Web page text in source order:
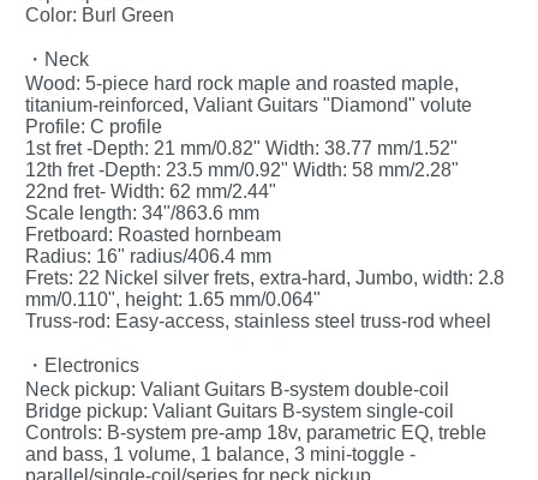
Color: Burl Green
・Neck
Wood: 5-piece hard rock maple and roasted maple,
titanium-reinforced, Valiant Guitars "Diamond" volute
Profile: C profile
1st fret -Depth: 21 mm/0.82" Width: 38.77 mm/1.52"
12th fret -Depth: 23.5 mm/0.92" Width: 58 mm/2.28"
22nd fret- Width: 62 mm/2.44"
Scale length: 34"/863.6 mm
Fretboard: Roasted hornbeam
Radius: 16" radius/406.4 mm
Frets: 22 Nickel silver frets, extra-hard, Jumbo, width: 2.8
mm/0.110", height: 1.65 mm/0.064"
Truss-rod: Easy-access, stainless steel truss-rod wheel
・Electronics
Neck pickup: Valiant Guitars B-system double-coil
Bridge pickup: Valiant Guitars B-system single-coil
Controls: B-system pre-amp 18v, parametric EQ, treble
and bass, 1 volume, 1 balance, 3 mini-toggle -
parallel/single-coil/series for neck pickup